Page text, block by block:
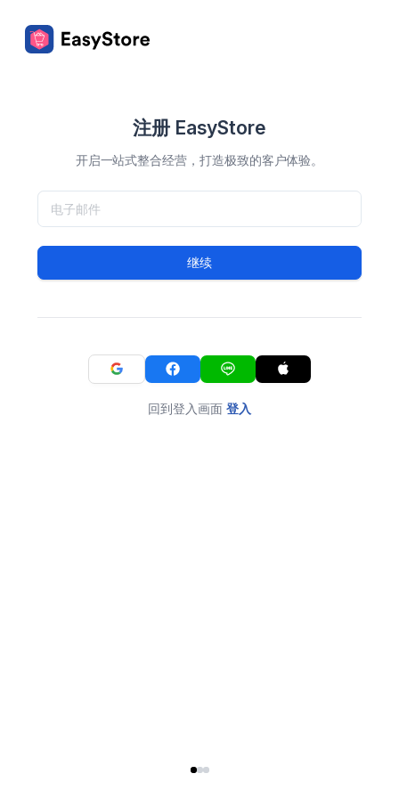
注册 EasyStore
开启一站式整合经营，打造极致的客户体验。
继续
回到登入画面 登入